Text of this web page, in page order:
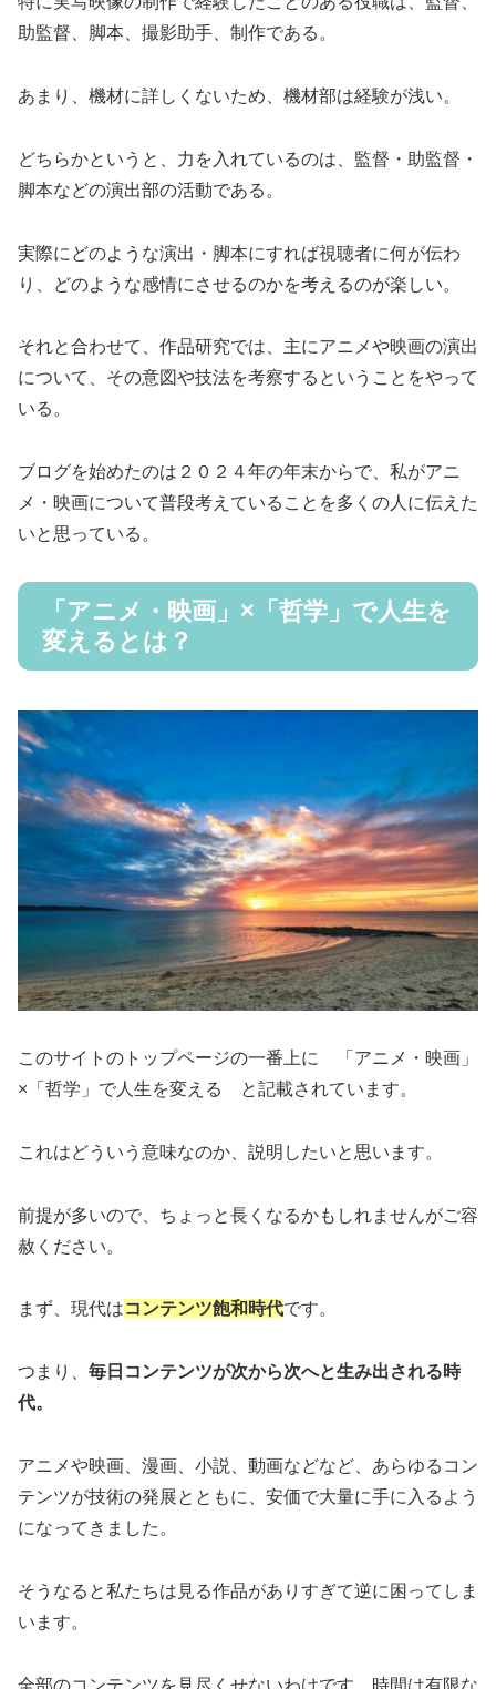
助監督、脚本、撮影助手、制作である。
あまり、機材に詳しくないため、機材部は経験が浅い。
どちらかというと、力を入れているのは、監督・助監督・
脚本などの演出部の活動である。
実際にどのような演出・脚本にすれば視聴者に何が伝わ
り、どのような感情にさせるのかを考えるのが楽しい。
それと合わせて、作品研究では、主にアニメや映画の演出
について、その意図や技法を考察するということをやって
いる。
ブログを始めたのは２０２４年の年末からで、私がアニ
メ・映画について普段考えていることを多くの人に伝えた
いと思っている。
「アニメ・映画」×「哲学」で人生を
変えるとは？
このサイトのトップページの一番上に 「アニメ・映画」
×「哲学」で人生を変える と記載されています。
これはどういう意味なのか、説明したいと思います。
前提が多いので、ちょっと長くなるかもしれませんがご容
赦ください。
まず、現代はコンテンツ飽和時代です。
つまり、 毎日コンテンツが次から次へと生み出される時
代。
アニメや映画、漫画、小説、動画などなど、あらゆるコン
テンツが技術の発展とともに、安価で大量に手に入るよう
になってきました。
そうなると私たちは見る作品がありすぎて逆に困ってしま
います。
全部のコンテンツを見尽くせないわけです。時間は有限な